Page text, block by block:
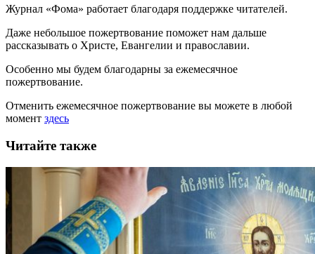
Журнал «Фома» работает благодаря поддержке читателей.
Даже небольшое пожертвование поможет нам дальше
рассказывать о Христе, Евангелии и православии.
Особенно мы будем благодарны за ежемесячное
пожертвование.
Отменить ежемесячное пожертвование вы можете в любой
момент здесь
Читайте также